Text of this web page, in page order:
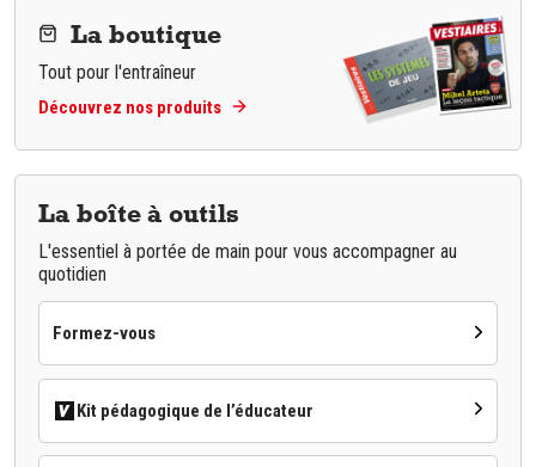
La boutique
Tout pour l'entraîneur
Découvrez nos produits
La boîte à outils
L'essentiel à portée de main pour vous accompagner au
quotidien
Formez-vous
Kit pédagogique de l’éducateur